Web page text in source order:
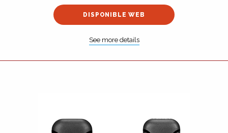
DISPONIBLE WEB
See more details